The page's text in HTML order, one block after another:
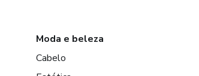
Moda e beleza
Cabelo